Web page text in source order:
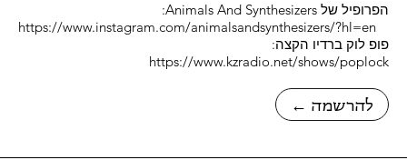
← להרשמה
הפרופיל של Animals And Synthesizers:
https://www.instagram.com/animalsandsynthesizers/?hl=en
פופ לוק ברדיו הקצה:
https://www.kzradio.net/shows/poplock